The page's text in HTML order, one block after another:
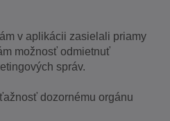
v aplikácii zasielali priamy
možnosť odmietnuť
správ.
dozornému orgánu